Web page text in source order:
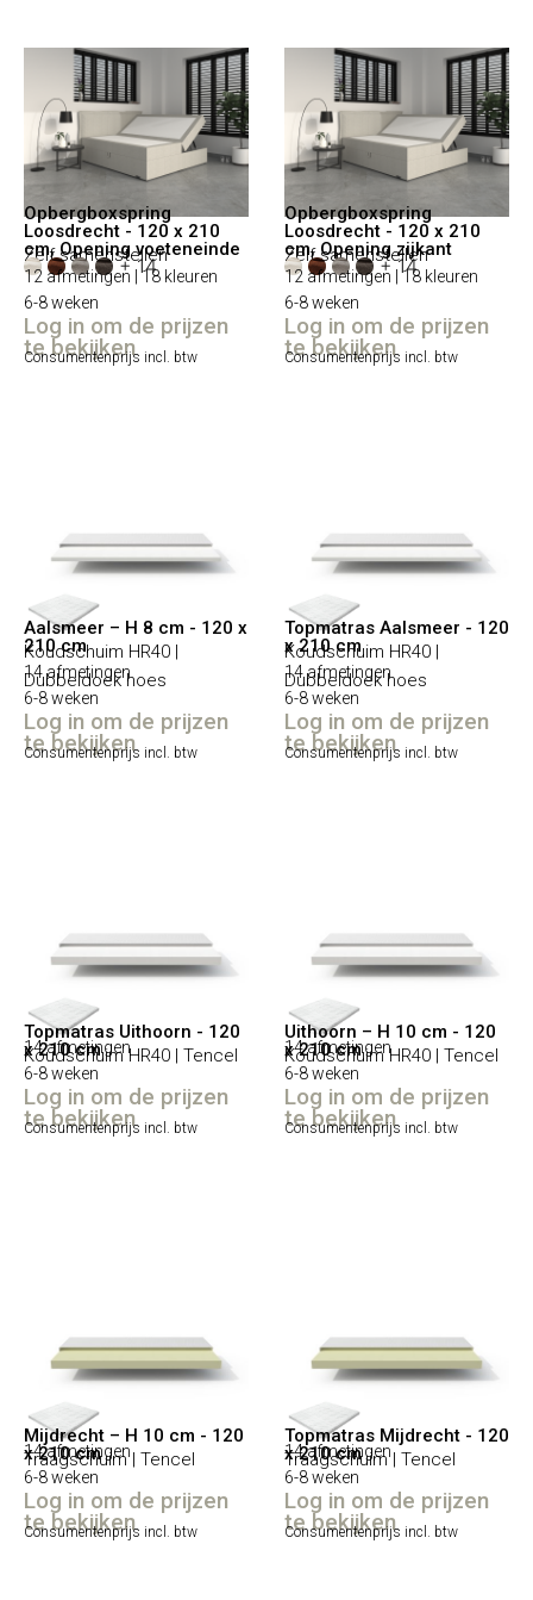
Opbergboxspring
Loosdrecht - 120 x 210
cm, Opening voeteneinde
Zelf samenstellen
+ 14
12 afmetingen | 18 kleuren
6-8 weken
Log in om de prijzen
te bekijken
Consumentenprijs incl. btw
Opbergboxspring
Loosdrecht - 120 x 210
cm, Opening zijkant
Zelf samenstellen
+ 14
12 afmetingen | 18 kleuren
6-8 weken
Log in om de prijzen
te bekijken
Consumentenprijs incl. btw
Aalsmeer – H 8 cm - 120 x
210 cm
Koudschuim HR40 |
Dubbeldoek hoes
14 afmetingen
6-8 weken
Log in om de prijzen
te bekijken
Consumentenprijs incl. btw
Topmatras Aalsmeer - 120
x 210 cm
Koudschuim HR40 |
Dubbeldoek hoes
14 afmetingen
6-8 weken
Log in om de prijzen
te bekijken
Consumentenprijs incl. btw
Topmatras Uithoorn - 120
x 210 cm
Koudschuim HR40 | Tencel
14 afmetingen
6-8 weken
Log in om de prijzen
te bekijken
Consumentenprijs incl. btw
Uithoorn – H 10 cm - 120
x 210 cm
Koudschuim HR40 | Tencel
14 afmetingen
6-8 weken
Log in om de prijzen
te bekijken
Consumentenprijs incl. btw
Mijdrecht – H 10 cm - 120
x 210 cm
Traagschuim | Tencel
14 afmetingen
6-8 weken
Log in om de prijzen
te bekijken
Consumentenprijs incl. btw
Topmatras Mijdrecht - 120
x 210 cm
Traagschuim | Tencel
14 afmetingen
6-8 weken
Log in om de prijzen
te bekijken
Consumentenprijs incl. btw